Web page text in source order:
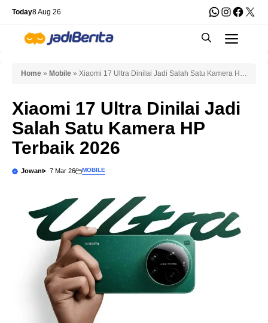
Skip
content
Today8 Aug 26 WhatsApp
X
Home » Mobile » Xiaomi 17 Ultra Dinilai Jadi Salah Satu Kamera HP
Xiaomi 17 Ultra Dinilai Jadi
Salah Satu Kamera HP
Terbaik 2026
Jowant 7 Mar 26 MOBILE